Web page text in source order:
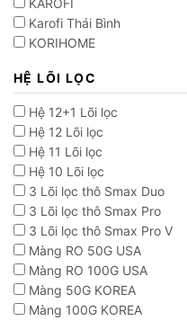
KAROFI
Karofi Thái Bình
KORIHOME
HỆ LÕI LỌC
Hệ 12+1 Lõi lọc
Hệ 12 Lõi lọc
Hệ 11 Lõi lọc
Hệ 10 Lõi lọc
3 Lõi lọc thô Smax Duo
3 Lõi lọc thô Smax Pro
3 Lõi lọc thô Smax Pro V
Màng RO 50G USA
Màng RO 100G USA
Màng 50G KOREA
Màng 100G KOREA